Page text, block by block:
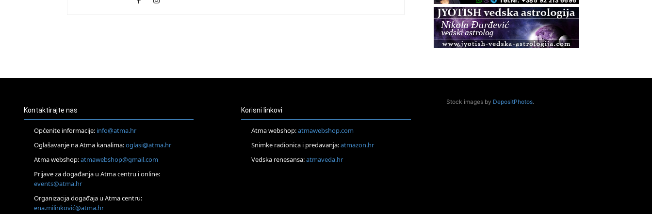
21.08.
Zagreb+Online
Osnovni ThetaHealing® tečaj, Zagreb i Online
22.08.
Pula
Zagreb
Kontaktirajte nas
Općenite informacije: info@atma.hr
Oglašavanje na Atma kanalima:oglasi@atma.hr
Atma webshop:atmawebshop@gmail.com
Prijave za događanja u Atma centru i online:
events@atma.hr
Organizacija događaja u Atma centru:
ena.milinković@atma.hr
Korisni linkovi
Atma webshop:atmawebshop.com
Snimke radionica i predavanja:atmazon.hr
Vedska renesansa:atmaveda.hr
Stock images by DepositPhotos.